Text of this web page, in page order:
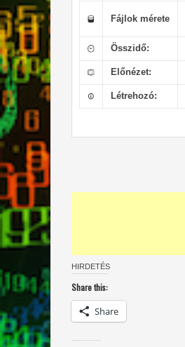
Fájlok mérete
Összidő:
Előnézet:
Létrehozó:
HIRDETÉS
Share this:
Share